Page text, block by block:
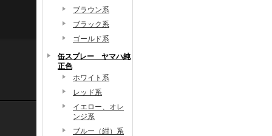
ブラウン系
ブラック系
ゴールド系
缶スプレー ヤマハ純
正色
ホワイト系
レッド系
イエロー、オレ
ンジ系
ブルー（紺）系